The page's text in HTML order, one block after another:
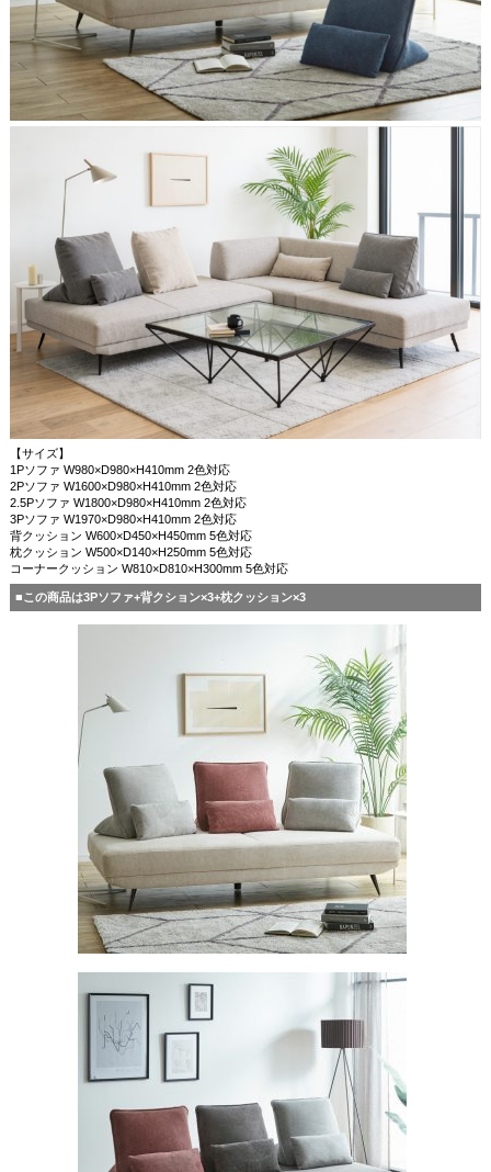
【サイズ】
1Pソファ W980×D980×H410mm 2色対応
2Pソファ W1600×D980×H410mm 2色対応
2.5Pソファ W1800×D980×H410mm 2色対応
3Pソファ W1970×D980×H410mm 2色対応
背クッション W600×D450×H450mm 5色対応
枕クッション W500×D140×H250mm 5色対応
コーナークッション W810×D810×H300mm 5色対応
■この商品は3Pソファ+背クション×3+枕クッション×3